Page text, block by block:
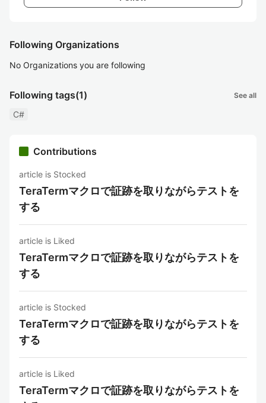
Following Organizations
No Organizations you are following
Following tags(1) See all
C#
Contributions
article is Stocked
TeraTermマクロで証跡を取りながらテストを
する
article is Liked
TeraTermマクロで証跡を取りながらテストを
する
article is Stocked
TeraTermマクロで証跡を取りながらテストを
する
article is Liked
TeraTermマクロで証跡を取りながらテストを